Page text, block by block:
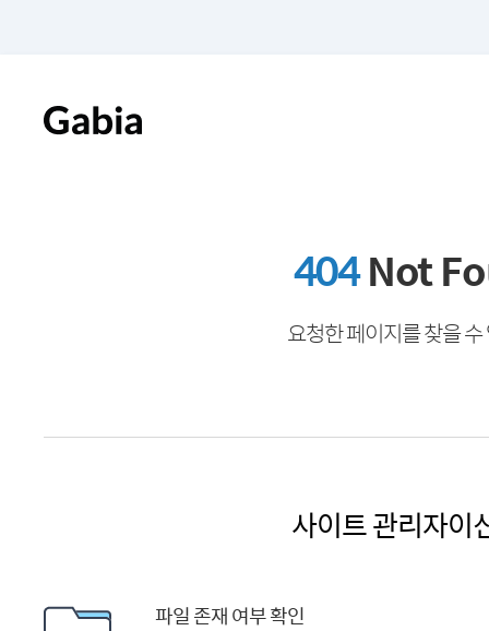
404Not
요청한 페이지를 찾을
사이트 관리자이
파일 존재 여부 확인